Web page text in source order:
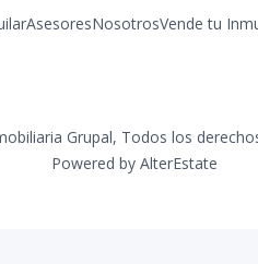
AsesoresNosotrosVende tu
Grupal, Todos los
Powered by AlterEstate